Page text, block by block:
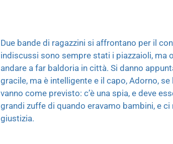
Due bande di ragazzini si affrontano per il
indiscussi sono sempre stati i piazzaioli, ma
andare a far baldoria in città. Si danno
gracile, ma è intelligente e il capo, Adorno,
vanno come previsto: c’è una spia, e deve
grandi zuffe di quando eravamo bambini, e
giustizia.